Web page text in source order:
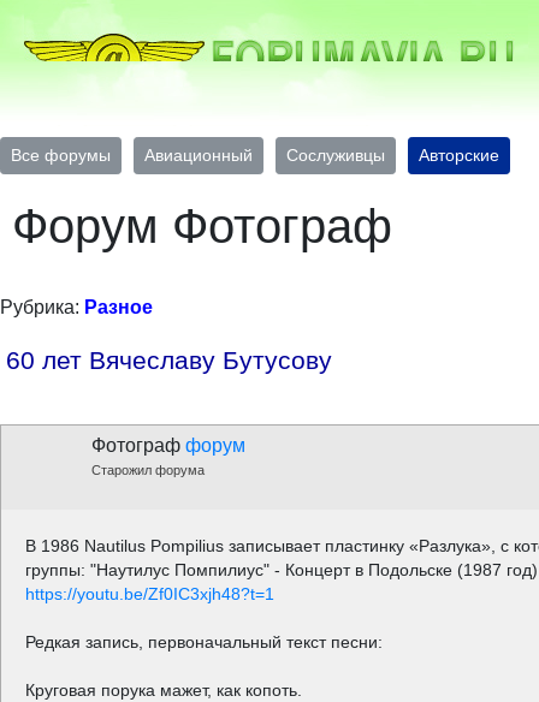
Все форумы Авиационный Сослуживцы Авторские
Форум Фотограф
Рубрика: Разное
60 лет Вячеславу Бутусову
Фотограф форум
Старожил форума
В 1986 Nautilus Pompilius записывает пластинку «Разлука», с
группы: "Наутилус Помпилиус" - Концерт в Подольске (1987
https://youtu.be/Zf0IC3xjh48?t=1
Редкая запись, первоначальный текст песни:
Кpуговая поpука мажет, как копоть.